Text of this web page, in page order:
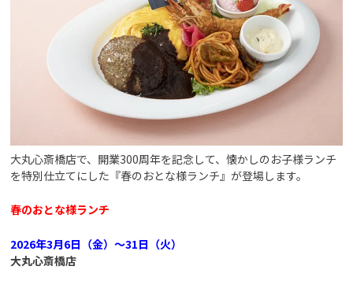
大丸心斎橋店で、開業300周年を記念して、懐かしのお子様ランチ
を特別仕立てにした『春のおとな様ランチ』が登場します。
春のおとな様ランチ
2026年3月6日（金）～31日（火）
大丸心斎橋店